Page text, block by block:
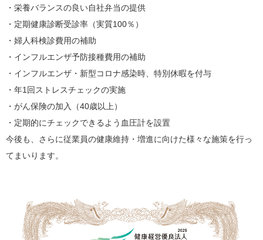
・栄養バランスの良い自社弁当の提供
・定期健康診断受診率（実質100％）
・婦人科検診費用の補助
・インフルエンザ予防接種費用の補助
・インフルエンザ・新型コロナ感染時、特別休暇を付与
・年1回ストレスチェックの実施
・がん保険の加入（40歳以上）
・定期的にチェックできるよう血圧計を設置
今後も、さらに従業員の健康維持・増進に向けた様々な施策を行っ
てまいります。